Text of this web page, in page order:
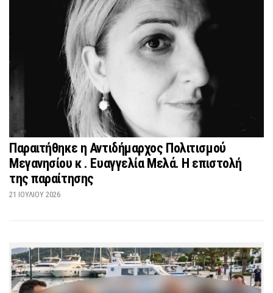
Παραιτήθηκε η Αντιδήμαρχος Πολιτισμού
Μεγανησίου κ . Ευαγγελία Μελά. Η επιστολή
της παραίτησης
21 ΙΟΥΛΊΟΥ 2026